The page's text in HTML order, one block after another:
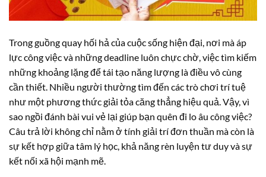
Trong guồng quay hối hả của cuộc sống hiện đại, nơi mà áp
lực công việc và những deadline luôn chực chờ, việc tìm kiếm
những khoảng lặng để tái tạo năng lượng là điều vô cùng
cần thiết. Nhiều người thường tìm đến các trò chơi trí tuệ
như một phương thức giải tỏa căng thẳng hiệu quả. Vậy, vì
sao ngồi đánh bài vui vẻ lại giúp bạn quên đi lo âu công việc?
Câu trả lời không chỉ nằm ở tính giải trí đơn thuần mà còn là
sự kết hợp giữa tâm lý học, khả năng rèn luyện tư duy và sự
kết nối xã hội mạnh mẽ.